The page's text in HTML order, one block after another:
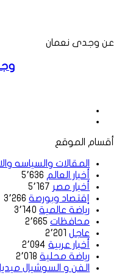
عن وجدى نعمان
أقسام الموقع
المقالات والسياسه
أخبار العالم 5٬636
أخبار مصر 5٬167
إقتصاد وبورصة 3٬266
رياضة عالمية 3٬140
محافظات 2٬665
عاجل 2٬201
أخبار عربية 2٬094
رياضة محلية 2٬018
الفن و السوشيال ميديا